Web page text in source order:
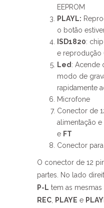
EEPROM
PLAYL:
o botão
ISD1820:
e reprodução
Led : Acende
modo de
rapidamente
Microfone
Conector de
alimentação e
e FT
Conector
O conector de 12
partes. No lado
P-L tem as
REC
PLAYE e